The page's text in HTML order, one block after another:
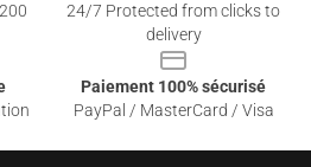
24/7 Protected from clicks to
delivery
Paiement 100% sécurisé
PayPal / MasterCard / Visa